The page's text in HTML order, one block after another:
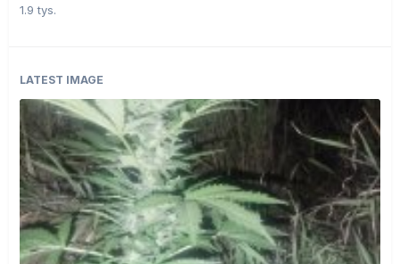
1.9 tys.
LATEST IMAGE